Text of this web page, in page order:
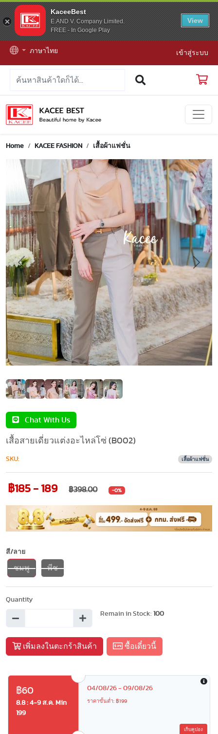
KaceeBest
E.AND V. Company Limited.
FREE - In Google Play
View
ภาษาไทย เข้าสู่ระบบ
Home KACEE FASHION เสื้อผ้าแฟชั่น
Previous Next
Chat With Us
เสื้อสายเดี่ยวแต่งอะไหล่โซ่ (B002)
SKU: เสื้อผ้าแฟชั่น
฿185 - 189 ฿398.00 -0%
สี/ลาย
ชมพู พีช
Quantity
Remain in Stock: 100
เพิ่มลงในตะกร้าสินค้า ซื้อเดี๋ยวนี้
฿60
8.8 : 4-9 ส.ค. Min
199
04/08/26 - 09/08/26
ราคาขั้นต่ำ: ฿199
เก็บคูปอง